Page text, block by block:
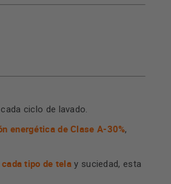
ciclo de lavado.
energética de Clase A-30%,
cada tipo de telay suciedad, esta